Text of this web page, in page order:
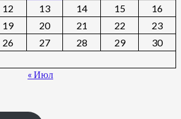
12 13 14 15
16
19 20 21 22
23
26 27 28 29
30
« Июл